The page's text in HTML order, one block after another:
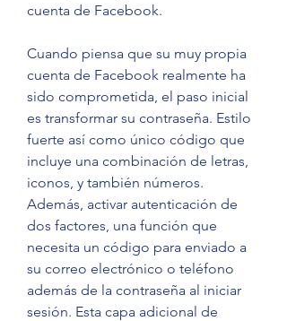
cuenta de Facebook.
Cuando piensa que su muy propia
cuenta de Facebook realmente ha
sido comprometida, el paso inicial
es transformar su contraseña. Estilo
fuerte así como único código que
incluye una combinación de letras,
iconos, y también números.
Además, activar autenticación de
dos factores, una función que
necesita un código para enviado a
su correo electrónico o teléfono
además de la contraseña al iniciar
sesión. Esta capa adicional de